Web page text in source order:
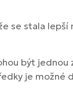
se stala lepší
být jednou
je možné